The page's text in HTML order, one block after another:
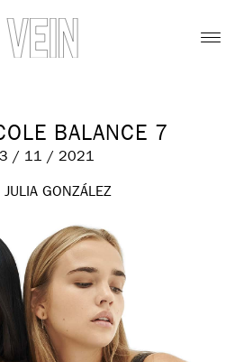
BALANCE 7
/ 11 / 2021
JULIA GONZÁLEZ